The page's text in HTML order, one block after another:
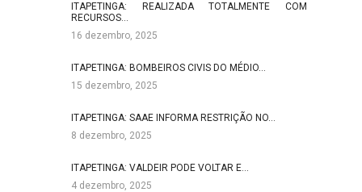
ITAPETINGA: REALIZADA TOTALMENTE COM
RECURSOS…
16 dezembro, 2025
ITAPETINGA: BOMBEIROS CIVIS DO MÉDIO…
15 dezembro, 2025
ITAPETINGA: SAAE INFORMA RESTRIÇÃO NO…
8 dezembro, 2025
ITAPETINGA: VALDEIR PODE VOLTAR E…
4 dezembro, 2025